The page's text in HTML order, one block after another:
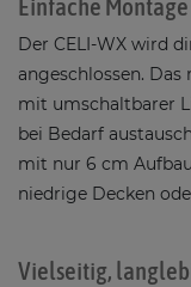
Einfache
Der CELI-WX wird
angeschlossen.
mit umschaltbarer
bei Bedarf
mit nur 6 cm
niedrige Decken
Vielseitig,